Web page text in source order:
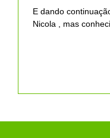
E dando
Nicola , mas